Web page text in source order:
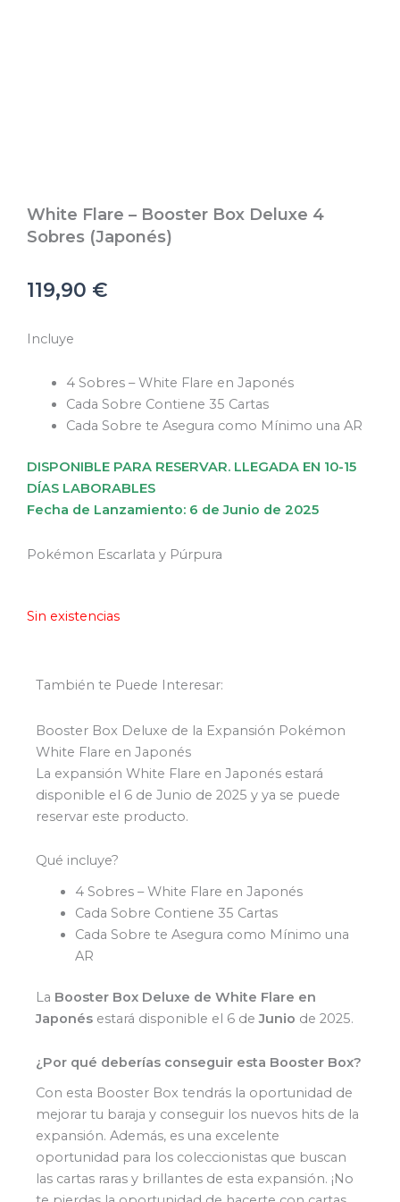
White Flare – Booster Box Deluxe 4
Sobres (Japonés)
119,90 €
Incluye
4 Sobres – White Flare en Japonés
Cada Sobre Contiene 35 Cartas
Cada Sobre te Asegura como Mínimo una AR
DISPONIBLE PARA RESERVAR. LLEGADA EN 10-15
DÍAS LABORABLES
Fecha de Lanzamiento: 6 de Junio de 2025
Pokémon Escarlata y Púrpura
Sin existencias
También te Puede Interesar:
Booster Box Deluxe de la Expansión Pokémon
White Flare en Japonés
La expansión White Flare en Japonés estará
disponible el 6 de Junio de 2025 y ya se puede
reservar este producto.
Qué incluye?
4 Sobres – White Flare en Japonés
Cada Sobre Contiene 35 Cartas
Cada Sobre te Asegura como Mínimo una
AR
La Booster Box Deluxe de White Flare en
Japonés estará disponible el 6 deJunio de 2025.
¿Por qué deberías conseguir esta Booster Box?
Con esta Booster Box tendrás la oportunidad de
mejorar tu baraja y conseguir los nuevos hits de la
expansión. Además, es una excelente
oportunidad para los coleccionistas que buscan
las cartas raras y brillantes de esta expansión. ¡No